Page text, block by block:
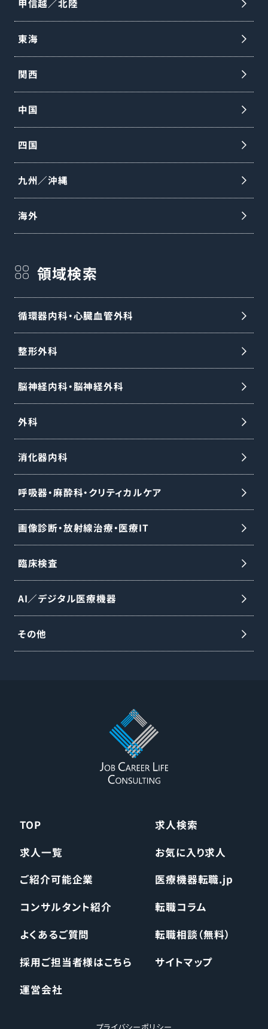
甲信越／北陸
東海
関西
中国
四国
九州／沖縄
海外
領域検索
循環器内科・心臓血管外科
整形外科
脳神経内科・脳神経外科
外科
消化器内科
呼吸器・麻酔科・クリティカルケア
画像診断・放射線治療・医療IT
臨床検査
AI／デジタル医療機器
その他
TOP
求人検索
求人一覧
お気に入り求人
ご紹介可能企業
医療機器転職.jp
コンサルタント紹介
転職コラム
よくあるご質問
転職相談（無料）
採用ご担当者様はこちら
サイトマップ
運営会社